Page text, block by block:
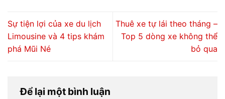
Sự tiện lợi của xe du lịch
Limousine và 4 tips khám
phá Mũi Né
Thuê xe tự lái theo tháng –
Top 5 dòng xe không thể
bỏ qua
Để lại một bình luận